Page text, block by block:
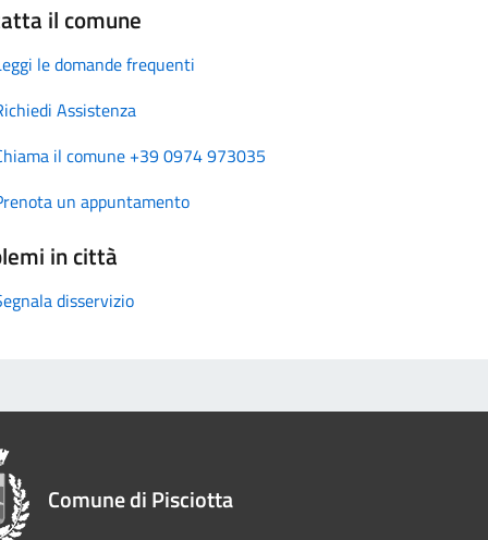
il comune
le domande frequenti
Assistenza
il comune +39 0974 973035
un appuntamento
in città
disservizio
Comune di Pisciotta